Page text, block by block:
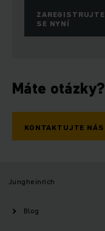
ZAREGISTRUJTE
SE NYNÍ
Máte otázky?
KONTAKTUJTE NÁS
Jungheinrich
Blog